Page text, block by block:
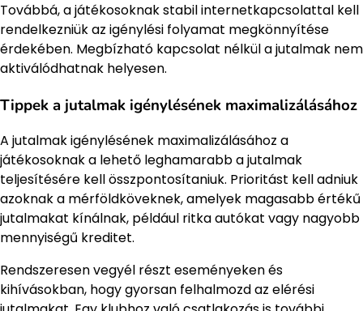
Továbbá, a játékosoknak stabil internetkapcsolattal kell
rendelkezniük az igénylési folyamat megkönnyítése
érdekében. Megbízható kapcsolat nélkül a jutalmak nem
aktiválódhatnak helyesen.
Tippek a jutalmak igénylésének maximalizálásához
A jutalmak igénylésének maximalizálásához a
játékosoknak a lehető leghamarabb a jutalmak
teljesítésére kell összpontosítaniuk. Prioritást kell adniuk
azoknak a mérföldköveknek, amelyek magasabb értékű
jutalmakat kínálnak, például ritka autókat vagy nagyobb
mennyiségű kreditet.
Rendszeresen vegyél részt eseményeken és
kihívásokban, hogy gyorsan felhalmozd az elérési